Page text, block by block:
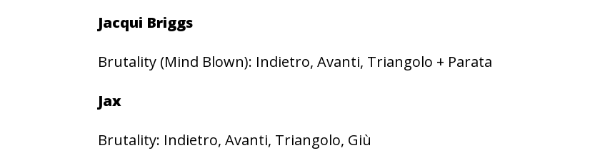
Jacqui Briggs
Brutality (Mind Blown): Indietro, Avanti, Triangolo + Parata
Jax
Brutality: Indietro, Avanti, Triangolo, Giù